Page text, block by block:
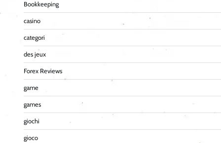
Bookkeeping
casino
categori
des jeux
Forex Reviews
game
games
giochi
gioco